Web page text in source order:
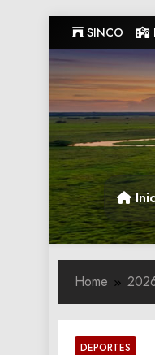
to
content
SINCO
Gobernacion
Home
DEPORTES